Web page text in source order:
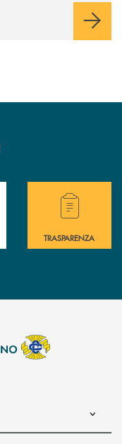
immediata?
Hai bisogno di
TRASPARENZA